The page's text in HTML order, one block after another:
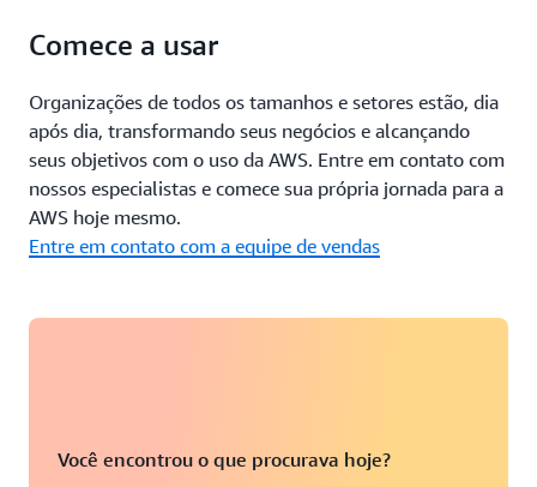
Freitas Ribeiro, gerente de registro.
Por outro lado, os clientes do Gimba também obtiveram
acesso a uma descrição mais completa e informativa,
eliminando perguntas sobre o produto e aumentando a
conversão de vendas. “Internamente, esperamos maior
produtividade na produção de cadastros e buscas
orgânicas melhor posicionadas com base no uso
aprimorado de palavras-chave”, revela Daniel Arruda,
buscas.
equipe de registro espera passar todos os produtos
Comece a usar
Organizações de todos os tamanhos e setores estão, dia
após dia, transformando seus negócios e alcançando
seus objetivos com o uso da AWS. Entre em contato com
nossos especialistas e comece sua própria jornada para a
AWS hoje mesmo.
Entre em contato com a equipe de vendas
Você encontrou o que procurava hoje?